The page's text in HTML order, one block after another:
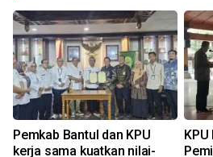
Pemkab Bantul dan KPU
kerja sama kuatkan nilai-